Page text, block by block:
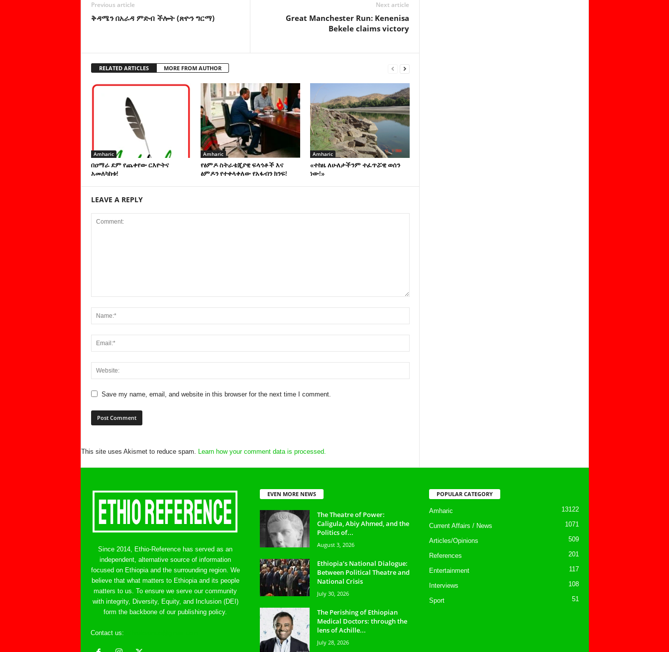
Previous article
ቅዳሜን በአራዳ ምድብ ችሎት (ጽዮን ግርማ)
Next article
Great Manchester Run: Kenenisa
Bekele claims victory
RELATED ARTICLES MORE FROM AUTHOR
Amharic
በዐማራ ደም የጨቀየው ርእዮትና
አመለካከቱ!
Amharic
የፅምዶ ስትራቴጂያዊ ፍላጎቶች እና
ፅምዶን የተቀላቀለው የአፋብን ክንፍ!
Amharic
«ተከዜ ለሁለታችንም ተፈጥሯዊ ወሰን
ነው!»
LEAVE A REPLY
Save my name, email, and website in this browser for the next time I comment.
This site uses Akismet to reduce spam. Learn how your comment data is processed.
Since 2014, Ethio-Reference has served as an
independent, alternative source of information
focused on Ethiopia and the surrounding region. We
believe that what matters to Ethiopia and its people
matters to us. To ensure we serve our community
with integrity, Diversity, Equity, and Inclusion (DEI)
form the backbone of our publishing policy.
Contact us:
EVEN MORE NEWS
The Theatre of Power:
Caligula, Abiy Ahmed, and the
Politics of...
August 3, 2026
Ethiopia’s National Dialogue:
Between Political Theatre and
National Crisis
July 30, 2026
The Perishing of Ethiopian
Medical Doctors: through the
lens of Achille...
July 28, 2026
POPULAR CATEGORY
Amharic 13122
Current Affairs / News 1071
Articles/Opinions 509
References 201
Entertainment 117
Interviews 108
Sport 51